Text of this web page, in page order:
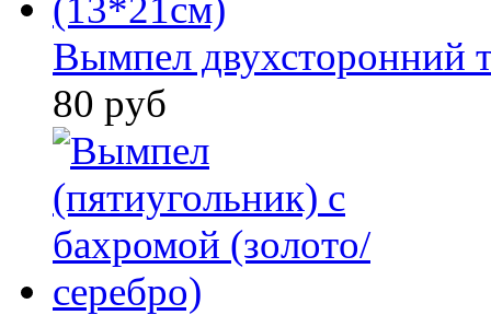
Вымпел двухсторонний
80 руб